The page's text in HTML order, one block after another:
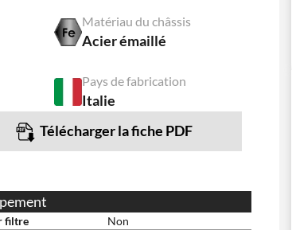
Matériau du châssis
Acier émaillé
Pays de fabrication
Italie
Télécharger la fiche PDF
filtre
Non